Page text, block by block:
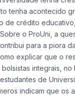
tenha acontecido
de crédito
o ProUni, a
para a piora
explicar que o
integrais, no
de
indicam que os